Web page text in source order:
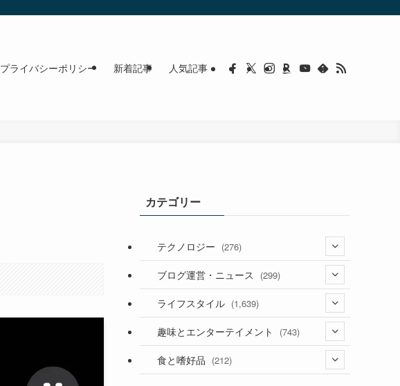
プライバシーポリシー 新着記事 人気記事
カテゴリー
テクノロジー (276)
(36)
(187)
(53)
ブログ運営・ニュース (299)
(118)
(181)
ライフスタイル (1,639)
(394)
(282)
趣味とエンターテイメント (743)
(56)
食と嗜好品 (212)